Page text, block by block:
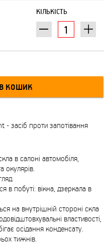
КІЛЬКІСТЬ
- засіб проти запотівання
в салоні автомобіля,
окулярів.
в побуті: вікна, дзеркала в
на внутрішній стороні скла
властивості,
осідання конденсату.
тижнів.